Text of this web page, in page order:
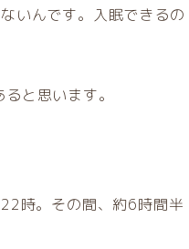
いんです。入眠できるの
と思います。
時。その間、約6時間半